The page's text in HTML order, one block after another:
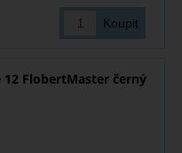
FlobertMaster černý